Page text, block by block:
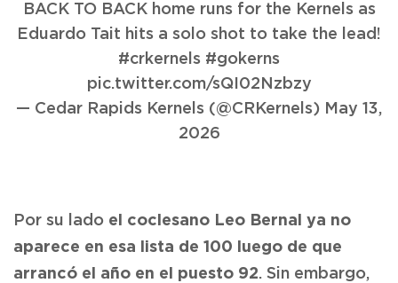
BACK TO BACK home runs for the Kernels as
Eduardo Tait hits a solo shot to take the lead!
#crkernels #gokerns
pic.twitter.com/sQI02Nzbzy
— Cedar Rapids Kernels (@CRKernels) May 13,
2026
Por su lado el coclesano Leo Bernal ya no
aparece en esa lista de 100 luego de que
arrancó el año en el puesto 92. Sin embargo,